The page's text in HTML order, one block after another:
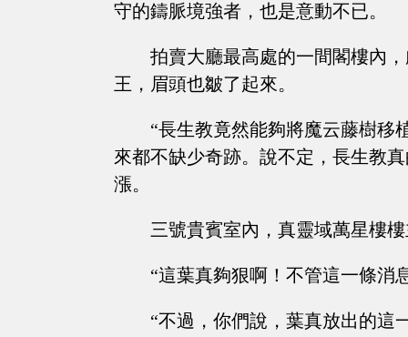
守的鑄脈境強者，也是意動不已。
拍賣大廳最高處的一間閣樓內
王，眉頭也皺了起來。
“長生教竟然能夠將魔云藤樹移
來都不缺少奇跡。說不定，長生教
漲。
三號貴賓室內，真靈域萬星樓
“這葉真夠狠啊！不管這一條消
“不過，你們說，葉真放出的這